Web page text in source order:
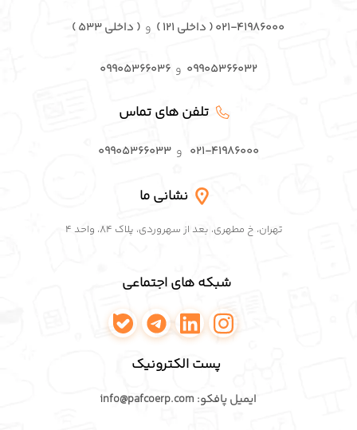
۰۲۱-۴۱۹۸۶۰۰۰ ( داخلی ۱۲۱ ) و ( داخلی ۵۳۳ )
۰۹۹۰۵۳۶۶۰۳۲ و۰۹۹۰۵۳۶۶۰۳۶
تلفن های تماس
۰۲۱-۴۱۹۸۶۰۰۰ و۰۹۹۰۵۳۶۶۰۳۳
نشانی ما
تهران، خ مطهری، بعد از سهروردی، پلاک ۸۴، واحد ۴
شبکه های اجتماعی
اینستاگرام پافکو
لینکدین پافکو
تلگرام پافکوواتساپ پافکو
پست الکترونیک
ایمیل پافکو: info@pafcoerp.com